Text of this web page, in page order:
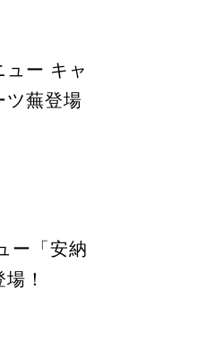
ー キャ
ツ蕪登場
ー「安納
！